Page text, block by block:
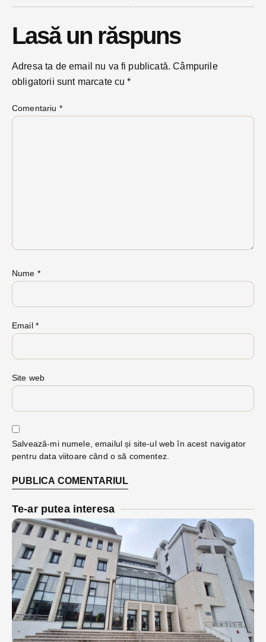
Lasă un răspuns
Adresa ta de email nu va fi publicată. Câmpurile
obligatorii sunt marcate cu*
Comentariu *
Nume *
Email *
Site web
Salvează-mi numele, emailul și site-ul web în acest navigator
pentru data viitoare când o să comentez.
Te-ar putea interesa